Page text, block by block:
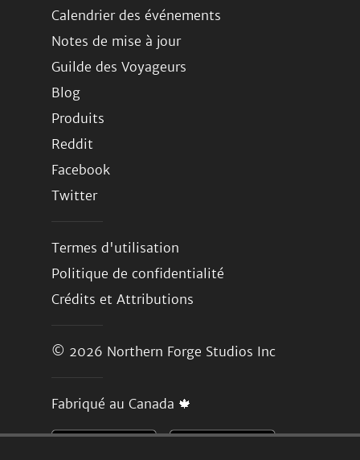
Calendrier des événements
Notes de mise à jour
Guilde des Voyageurs
Blog
Produits
Reddit
Facebook
Twitter
Termes d'utilisation
Politique de confidentialité
Crédits et Attributions
© 2026 Northern Forge Studios Inc
Fabriqué au Canada 🍁